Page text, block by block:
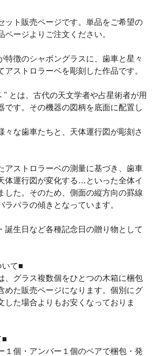
ット販売ページです。単品をご希望の
ページよりご注文ください。
特徴のシャボングラスに、歯車と星々
アストロラーベを彫刻した作品です。
" とは、古代の天文学者や占星術者が用
です。その機器の図柄を底面に配置し
々な歯車たちと、天体運行図が彫刻さ
アストロラーベの測量に基づき、歯車
体運行図が変化する…といった全体イ
した。そのため、側面の縦方向の罫線
ラバラの傾きとなっています。
誕生日など各種記念日の贈り物として
いて■
、グラス複数個をひとつの木箱に梱包
めた販売ページになります。個別にグ
した場合よりもお安くなっておりま
■
１個・アンバー１個のペアで梱包・発